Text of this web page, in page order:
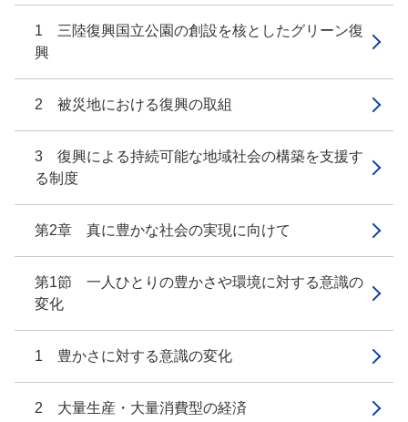
1 三陸復興国立公園の創設を核としたグリーン復
興
2 被災地における復興の取組
3 復興による持続可能な地域社会の構築を支援す
る制度
第2章 真に豊かな社会の実現に向けて
第1節 一人ひとりの豊かさや環境に対する意識の
変化
1 豊かさに対する意識の変化
2 大量生産・大量消費型の経済